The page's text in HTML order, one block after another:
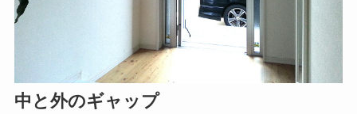
中と外のギャップ